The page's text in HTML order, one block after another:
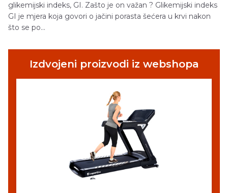
glikemijski indeks, GI. Zašto je on važan ? Glikemijski indeks
GI je mjera koja govori o jačini porasta šećera u krvi nakon
što se po...
Izdvojeni proizvodi iz webshopa